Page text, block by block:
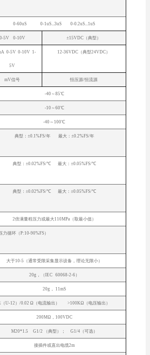
0-60uS 0-1uS...3uS 0-0.2uS...1uS
0-5V 0-10V ±15VDC（典型）
0-5V 0-10V 1-
5V
12-36VDC（典型24VDC）
mV信号 恒压源/恒流源
-40～85℃
-10～60℃
-40～100℃
典型：±0.1%FS/年 最大：±0.2%FS/年
典型：±0.02%FS/℃ 最大：±0.05%FS/℃
典型：±0.02%FS/℃ 最大：±0.05%FS/℃
2倍满量程压力或最大110MPa（取最小值）
压力循环（P:10-90%FS）
大于10-5（通常受限采集显示设备，理论无限小）
20g，（IEC 60068-2-6）
20g， 11mS
（U-12）/0.02 Ω（电流输出） >100KΩ（电压输出）
200MΩ，100VDC
M20*1.5 G1/2 （典型）； G1/4（可选）
接插件或直出电缆2m